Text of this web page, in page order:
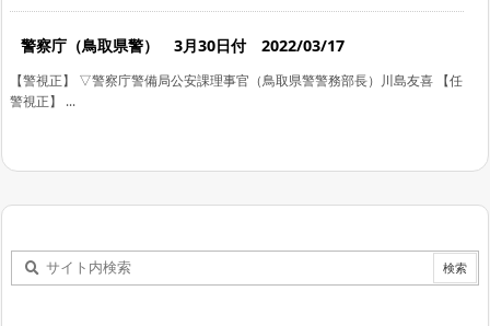
警察庁（鳥取県警） 3月30日付 2022/03/17
【警視正】 ▽警察庁警備局公安課理事官（鳥取県警警務部長）川島友喜 【任
警視正】 ...